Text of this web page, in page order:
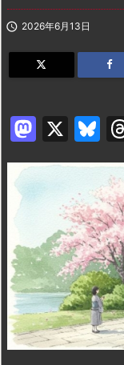
 2026年6月13日
M
a
st
o
d
o
n
X
Bl
u
e
s
k
y